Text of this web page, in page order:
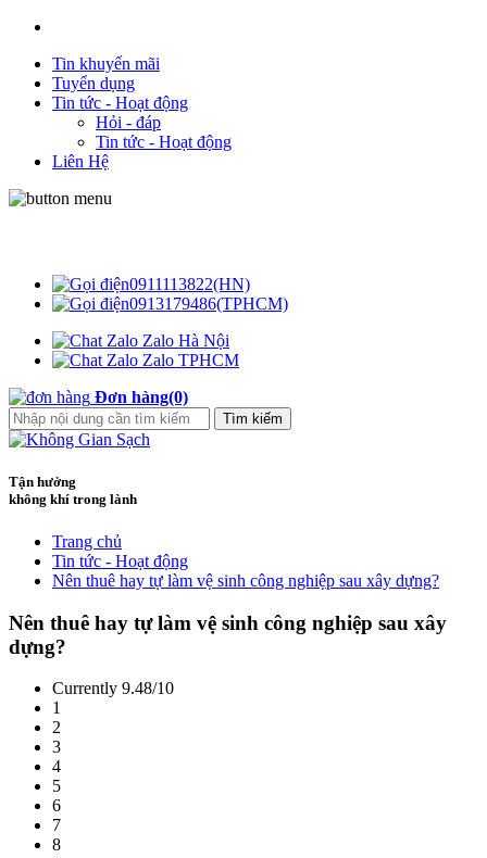
Tin khuyến mãi
Tuyển dụng
Tin tức - Hoạt động
Hỏi - đáp
Tin tức - Hoạt động
Liên Hệ
0911113822(HN)
0913179486(TPHCM)
Zalo Hà Nội
Zalo TPHCM
Đơn hàng(0)
Tận hưởng
không khí trong lành
Trang chủ
Tin tức - Hoạt động
Nên thuê hay tự làm vệ sinh công nghiệp sau xây dựng?
Nên thuê hay tự làm vệ sinh công nghiệp sau xây
dựng?
Currently 9.48/10
1
2
3
4
5
6
7
8